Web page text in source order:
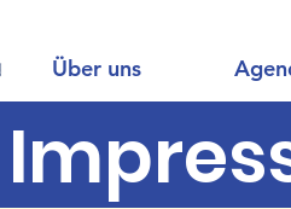
Über uns